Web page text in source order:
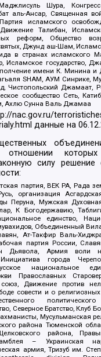
Шура,
аль-Ансар, Священная
исламского
Талибан,
реформ, Общество
Джунд аш-Шам,
в странах исламского
Исламское государство,
имени К. Минина и
SHAM, АУМ Синрике,
Чистопольский Джамаат,
сообщество Сеть,
Ахлю Сунна Валь Джамаа
nac.gov.ru/
данные на
отношении
силу решение
партия, ВЕК РА, Рада
организация
Перуна, Мужская
К Богодержавию,
единство,
Объединенный
Ат-Такфир Валь-
партия России,
Дьявола, Армия воли
города
национальное
Православных
Движение против
совести и о
Северное Братство, Клуб
Мусульманская
района Тюменской
района,
– Украинская
армия, Тризуб им.